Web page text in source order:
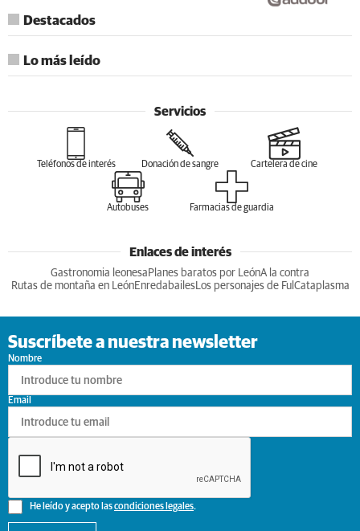
Destacados
Lo más leído
Servicios
Teléfonos de interés Donación de sangre Cartelera de cine
Autobuses Farmacias de guardia
Enlaces de interés
Gastronomia leonesa Planes baratos por LeónA la contra
Rutas de montaña en LeónEnredabailesLos personajes de Ful Cataplasma
Suscríbete a nuestra newsletter
Nombre
He leído y acepto lascondiciones legales.
Email